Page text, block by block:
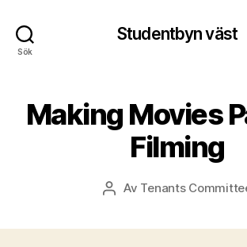
Sök
Studentbyn väst
Making Movies
Filming
Inläggsförfattare
Av Tenants